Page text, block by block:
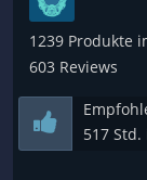
1239 Produkte
603 Reviews
517